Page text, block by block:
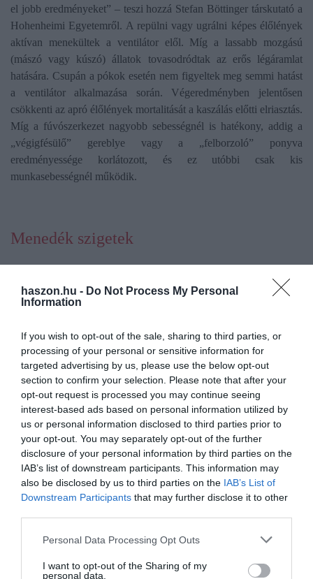
haszon.hu - Do Not Process My Personal
Information
If you wish to opt-out of the sale, sharing to third parties, or
processing of your personal or sensitive information for
targeted advertising by us, please use the below opt-out
section to confirm your selection. Please note that after your
opt-out request is processed you may continue seeing
interest-based ads based on personal information utilized by
us or personal information disclosed to third parties prior to
your opt-out. You may separately opt-out of the further
disclosure of your personal information by third parties on the
IAB’s list of downstream participants. This information may
also be disclosed by us to third parties on the IAB’s List of
Downstream Participants that may further disclose it to other
Please note that this website/app uses one or more Google
not limited to your visit or usage behaviour. You may click to
Personal Data Processing Opt Outs
I want to opt-out of the Sharing of my
personal data.
el jobb eredményeket” – teszi hozzá Stefan Böttinger társkutató a
Hohenheimi Egyetemről. A repülni vagy ugrálni képes élőlények
aktívan menekültek a ventilátor elől. Míg a lassabb mozgású
(mászó vagy kúszó) állatok tovasodródtak az erős légáramlat
hatására. Csupán a pókok esetén nem figyeltek meg semmi hatást
a ventilátor alkalmazása során. Végeredményben jelentősen
csökkenti az apró élőlények mortalitását a kaszálás előtti elriasztás.
Míg a fúvószerkezet nagyobb sebességnél is hatékony, addig a
„végigfésülő” gereblye vagy a „felborzoló” ponyva
eredményessége korlátozott, és ez utóbbi csak kis
munkasebességnél működik.
Menedék szigetek
javasolják, hogy ne kaszálják le teljes egészében a zöldterületeket,
hanem hagyjanak érintetlenül kis növényszigeteket. Ide
betakarítástól, a kiszáradástól, majd később újra benépesítik a
lekaszált területeket. „Ehhez az is elég, ha kis foltokat vagy
szegélyeket kihagyunk” – hangsúlyozza Oliver Betz, a tanulmány
társszerzője. Mindezt nem csak a mezőgazdasági termelőknek,
hanem az utak és ösvények menti zöldterületeket gondozó
önkormányzatoknak is ajánlják. Hiszen ezek a gyepterületek
szintén fontos élőhelyeket kínálnak az ízeltlábúaknak.
kaszálás rovar fűnyírás pók